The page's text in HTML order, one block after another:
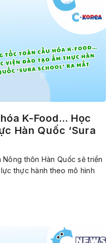
K-Food… Học
Hàn Quốc ‘Sura
thôn Hàn Quốc sẽ triển
thực hành theo mô hình